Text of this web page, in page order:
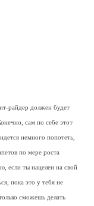
райдер должен будет
сам по себе этот
немного попотеть,
по мере роста
если ты нацелен на свой
пока это у тебя не
сможешь делать